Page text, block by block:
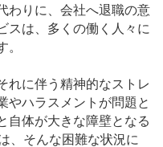
わりに、会社へ退職の意
スは、多くの働く人々に
。
れに伴う精神的なストレ
やハラスメントが問題と
自体が大きな障壁となる
、そんな困難な状況に